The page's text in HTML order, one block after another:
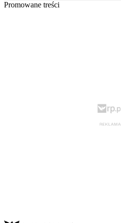
Promowane treści